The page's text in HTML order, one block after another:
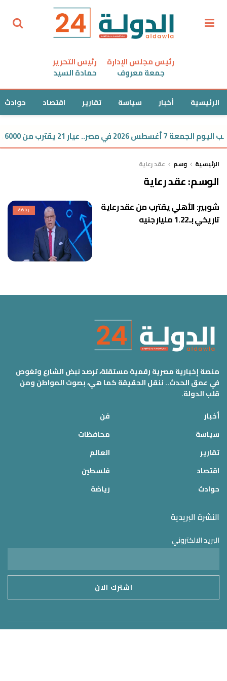
رئيس مجلس الإدارة
جمعة معروف
رئيس التحرير
حمادة السيد
الرئيسية أخبار سياسة تقارير اقتصاد حوادث
2026 في مصر.. عيار 21 يقترب من 6000 جنيه
الرئيسية وسم عقد رعاية
الوسم:عقد رعاية
رياضة
شوبير: الأهلي يقترب من عقد رعاية
تاريخي بـ1.22 مليار جنيه
منصة إخبارية مصرية رقمية مستقلة، ترصد نبض الشارع وتغوص
في عمق الحدث.. ننقل الحقيقة كما هي، بصوت المواطن ومن
قلب الدولة.
أخبار
سياسة
تقارير
اقتصاد
حوادث
فن
محافظات
العالم
فلسطين
رياضة
النشرة البريدية
البريد الالكتروني